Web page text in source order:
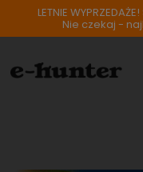
LETNIE
Nie czekaj -